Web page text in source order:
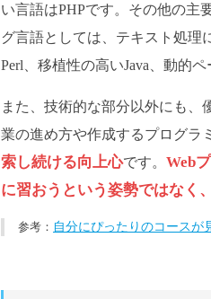
い言語はPHPです。その他の主
グ言語としては、テキスト処理
Perl、移植性の高いJava、動的
また、技術的な部分以外にも、
業の進め方や作成するプログラ
索し続ける向上心です。 Web
に習おうという姿勢ではなく
自分にぴったりのコースが